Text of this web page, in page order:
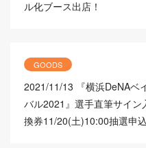
ル化ブース出店！
GOODS
2021/11/13
『横浜DeNA
バル2021』選手直筆サイン
換券11/20(土)10:00抽選申